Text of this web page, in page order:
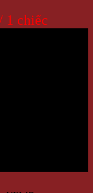
1 chiếc